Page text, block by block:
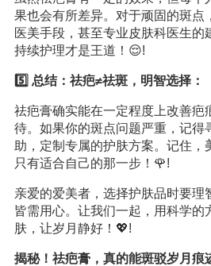
果也会有所差异。对于顽固的斑点
医美手段，甚至专业皮肤科医生的
持续护理才是王道！😌!
5️⃣ 总结：祛疤≠祛斑，明智选择：
祛疤膏确实能在一定程度上改善疤
待。如果你的斑点问题严重，记得
助，定制专属的护肤方案。记住，
只有适合自己的那一步！🌹!
亲爱的爱美者，选择护肤品时要理
皆需用心。让我们一起，用科学的
肤，让岁月静好！💖!
揭秘！祛疤膏，真的能斑驳岁月痕